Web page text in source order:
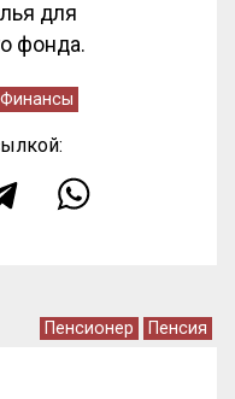
для
фонда.
Финансы
Пенсионер Пенсия